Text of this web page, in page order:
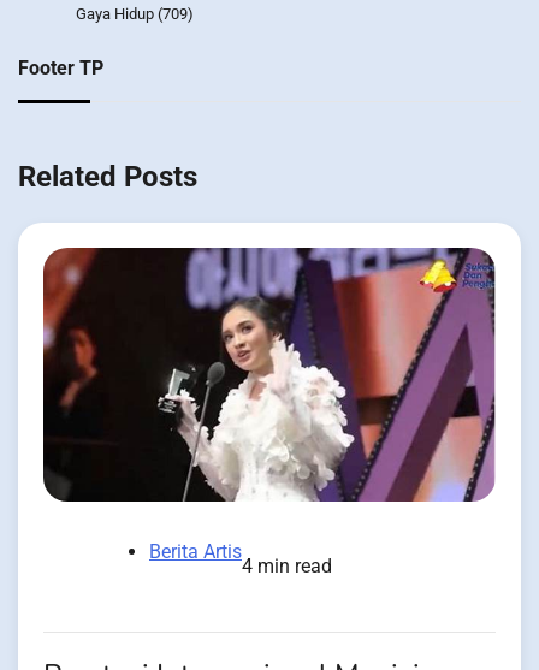
Gaya Hidup (709)
Footer TP
Related Posts
Berita Artis
4 min read